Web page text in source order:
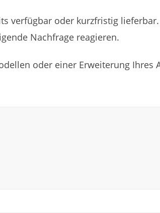
verfügbar oder kurzfristig
Nachfrage reagieren.
oder einer Erweiterung